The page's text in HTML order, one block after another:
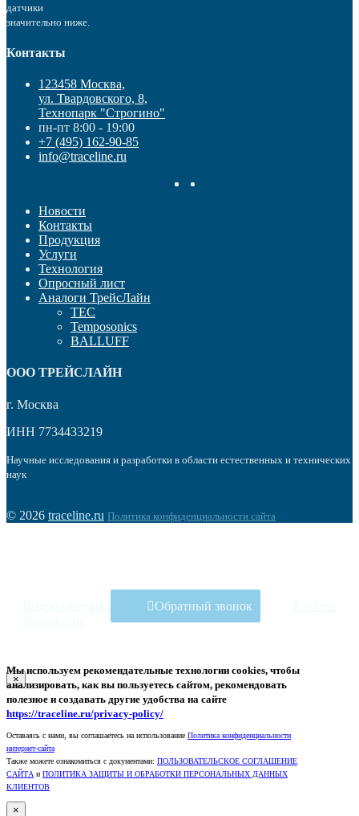
датчики
значительно ниже.
Контакты
123458 Москва,
ул. Твардовского, 8,
Технопарк "Строгино"
пн-пт 8:00 - 19:00
+7 (495) 162-90-85
info@traceline.ru
Новости
Контакты
Продукция
Услуги
Технология
Опросный лист
Аналоги ТрейсЛайн
TEC
Temposonics
BALLUFF
OOO ТРЕЙСЛАЙН
г. Москва
ИНН 7734433219
Научные исследования и разработки в области естественных и технических
наук
© 2026 traceline.ru Политика конфиденциальности сайта
Обратный звонок
×
Мы используем рекомендательные технологии cookies, чтобы
анализировать, как вы пользуетесь сайтом, рекомендовать
полезное и создавать другие удобства на сайте
https://traceline.ru/privacy-policy/
Оставаясь с нами, вы соглашаетесь на использование Политика конфиденциальности
интернет-сайта
Также можете ознакомиться с документами: ПОЛЬЗОВАТЕЛЬСКОЕ СОГЛАШЕНИЕ
САЙТА и ПОЛИТИКА ЗАЩИТЫ И ОБРАБОТКИ ПЕРСОНАЛЬНЫХ ДАННЫХ
КЛИЕНТОВ
×